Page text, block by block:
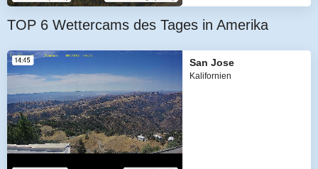
TOP 6 Wettercams des Tages in Amerika
San Jose
Kalifornien